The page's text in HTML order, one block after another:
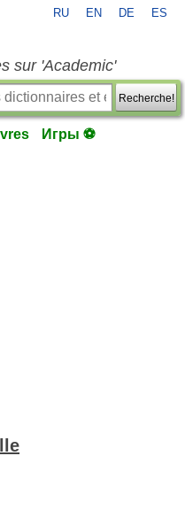
RU EN DE ES
sur 'Academic'
Recherche!
Игры ⚽